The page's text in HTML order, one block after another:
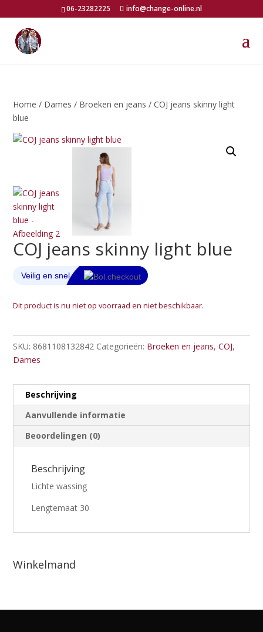
06-23282225 info@change-online.nl
Home / Dames / Broeken en jeans / COJ jeans skinny light
blue
COJ jeans skinny light blue
Dit product is nu niet op voorraad en niet beschikbaar.
SKU: 8681108132842 Categorieën: Broeken en jeans,COJ,
Dames
Beschrijving
Aanvullende informatie
Beoordelingen (0)
Beschrijving
Lichte wassing
Lengtemaat 30
Winkelmand